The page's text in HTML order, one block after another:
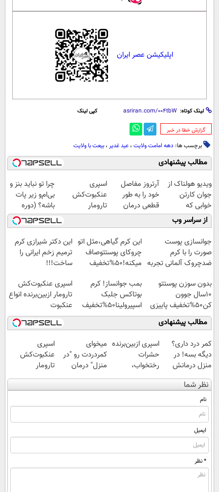
اپلیکیشن عصر ایران
لینک کوتاه: کپی لینک
‌گزارش خطا در خبر
برچسب ها: دهه امامت ولایت ، عید غدیر ، بیعت با ولایت
مطالب پیشنهادی
ویدیو هولناک از
جوان کارتن
خوابی که
میلیاردر شد.
آموزش رایگان
آرتروز مفاصل
خود را به طور
قطعی درمان
کنید!
◗پرسش‌نامه◖
اسپری
عنکبوت‌‌کش
تارومار
ازبین‌برنده انواع
عنکبوت
چرا تو نباید بنز و
بی‌ام‌و زیر پات
باشه؟ (دوره
رایگان درآمد
میلیاردی)
از سراسر وب
جوانسازی پوست
صورت را با کرم
ضدچروک آلمانی تجربه
این کرم گیاهی،مثل اتو
چروکای پوستتوصاف
میکنه!50%تخفیف
این دکتر شیرازی کرم
ترمیم زخم ایرانی را
ساخت!!!
بدون سوزن پوستتو
10سال جوون
کن50%تخفیف پاییزی
بمب جوانساز! کرم
بوتاکس جلبک
اسپیرولینا50%تخفیف
اسپری عنکبوت‌‌کش
تارومار ازبین‌برنده انواع
عنکبوت
مطالب پیشنهادی
کمر درد داری؟
دیگه بسه! در
منزل درمانش
کن
(◀پرسش‌نامه)
اسپری ازبین‌برنده
حشرات
رختخواب،
مناسب برای
مقابله با انواع
میخوای
کمردردت رو "در
منزل" درمان
کنی؟ (◂فیلم +
◂پرسش‌نامه)
اسپری
عنکبوت‌‌کش
تارومار
ازبین‌برنده انواع
عنکبوت
نظر شما
نام
ایمیل
* نظر